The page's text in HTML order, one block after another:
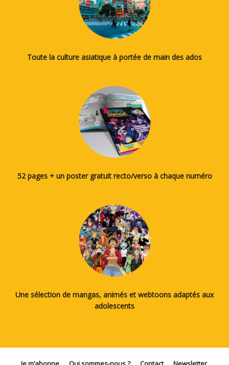
Toute la culture asiatique à portée de main des ados
52 pages + un poster gratuit recto/verso à chaque numéro
Une sélection de mangas, animés et webtoons adaptés aux
adolescents